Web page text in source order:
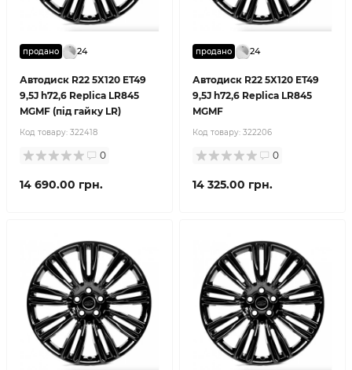
продано 24
Автодиск R22 5X120 ET49
9,5J h72,6 Replica LR845
MGMF (під гайку LR)
Код товару: 322418
0
14 690.00 грн.
продано 24
Автодиск R22 5X120 ET49
9,5J h72,6 Replica LR845
MGMF
Код товару: 322206
0
14 325.00 грн.